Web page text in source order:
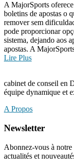
A MajorSports
boletins de apostas o
remover sem
pode proporcionar
sistema, dejando aos
apostas. A
Lire Plus
cabinet de conseil en
équipe dynamique et
A Propos
Newsletter
Abonnez-vous à
actualités et